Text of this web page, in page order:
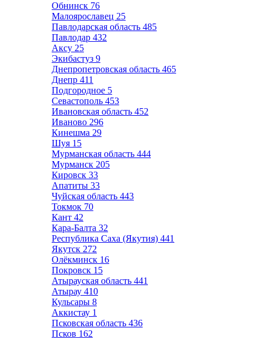
Обнинск 76
Малоярославец 25
Павлодарская область 485
Павлодар 432
Аксу 25
Экибастуз 9
Днепропетровская область 465
Днепр 411
Подгородное 5
Севастополь 453
Ивановская область 452
Иваново 296
Кинешма 29
Шуя 15
Мурманская область 444
Мурманск 205
Кировск 33
Апатиты 33
Чуйская область 443
Токмок 70
Кант 42
Кара-Балта 32
Республика Саха (Якутия) 441
Якутск 272
Олёкминск 16
Покровск 15
Атырауская область 441
Атырау 410
Кульсары 8
Аккистау 1
Псковская область 436
Псков 162